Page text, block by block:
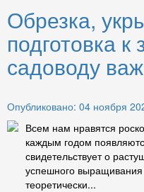
Обрезка,
подготовка
садоводу
Опубликовано: 04 ноября
Всем нам нравятся
каждым годом
свидетельствует о
успешного
теоретически...